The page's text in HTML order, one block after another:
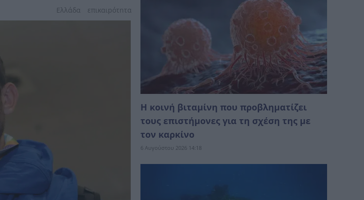
Ελλάδα επικαιpότnτα
Η κοινή βιταμίνη που προβληματίζει
τους επιστήμονες για τη σχέση της με
τον καρκίνο
6 Αυγούστου 2026 14:18